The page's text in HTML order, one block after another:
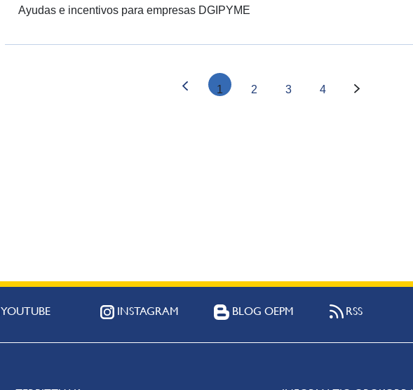
Ayudas e incentivos para empresas DGIPYME
1 2 3 4
YOUTUBE INSTAGRAM BLOG OEPM RSS